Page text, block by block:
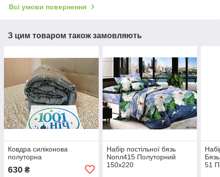
Всі умови повернення
З цим товаром також замовляють
Ковдра силіконова
полуторна
630 ₴
Набір постільної бязь
Noпл415 Полуторний
150х220
51